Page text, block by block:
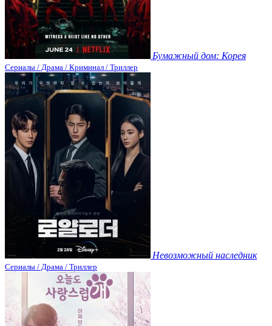
Бумажный дом: Корея
Сериалы / Драма / Криминал / Триллер
Невозможный наследник
Сериалы / Драма / Триллер